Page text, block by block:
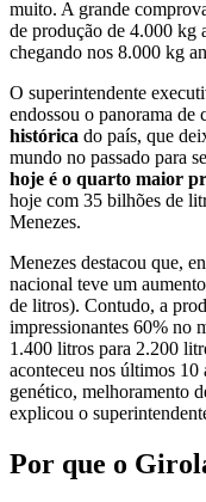
muito. A grande
de produção de 4.000 kg
chegando nos 8.000 kg
O superintendente
endossou o panorama de
histórica do país, que
mundo no passado para
hoje é o quarto maior
hoje com 35 bilhões de
Menezes.
Menezes destacou que,
nacional teve um
de litros). Contudo, a
impressionantes 60% no
1.400 litros para 2.200
aconteceu nos últimos
genético, melhoramento
explicou o
Por que o